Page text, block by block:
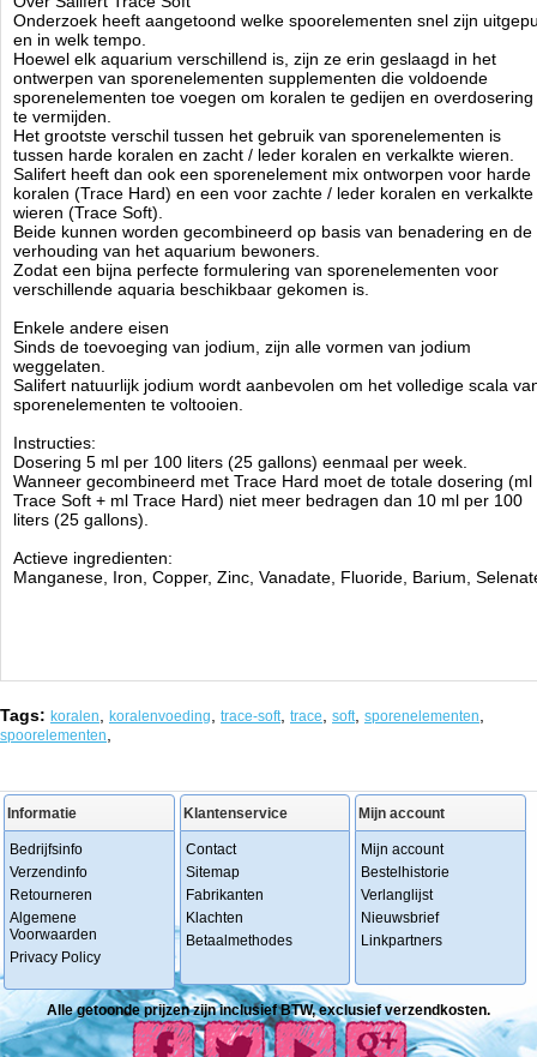
Onderzoek heeft aangetoond welke spoorelementen snel zijn
en in welk tempo.
Hoewel elk aquarium verschillend is, zijn ze erin geslaagd in het
ontwerpen van sporenelementen supplementen die voldoende
sporenelementen toe voegen om koralen te gedijen en overdosering
te vermijden.
Het grootste verschil tussen het gebruik van sporenelementen is
tussen harde koralen en zacht / leder koralen en verkalkte wieren.
Salifert heeft dan ook een sporenelement mix ontworpen voor harde
koralen (Trace Hard) en een voor zachte / leder koralen en verkalkte
wieren (Trace Soft).
Beide kunnen worden gecombineerd op basis van benadering en de
verhouding van het aquarium bewoners.
Zodat een bijna perfecte formulering van sporenelementen voor
verschillende aquaria beschikbaar gekomen is.
Enkele andere eisen
Sinds de toevoeging van jodium, zijn alle vormen van jodium
weggelaten.
Salifert natuurlijk jodium wordt aanbevolen om het volledige scala
sporenelementen te voltooien.
Instructies:
Dosering 5 ml per 100 liters (25 gallons) eenmaal per week.
Wanneer gecombineerd met Trace Hard moet de totale dosering (ml
Trace Soft + ml Trace Hard) niet meer bedragen dan 10 ml per 100
liters (25 gallons).
Actieve ingredienten:
Manganese, Iron, Copper, Zinc, Vanadate, Fluoride, Barium,
Tags: koralen koralenvoeding trace-soft trace soft sporenelementen
spoorelementen
Informatie
Bedrijfsinfo
Verzendinfo
Retourneren
Algemene
Voorwaarden
Privacy Policy
Klantenservice
Contact
Sitemap
Fabrikanten
Klachten
Betaalmethodes
Mijn account
Mijn account
Bestelhistorie
Verlanglijst
Nieuwsbrief
Linkpartners
Alle getoonde prijzen zijn inclusief BTW, exclusief verzendkosten.